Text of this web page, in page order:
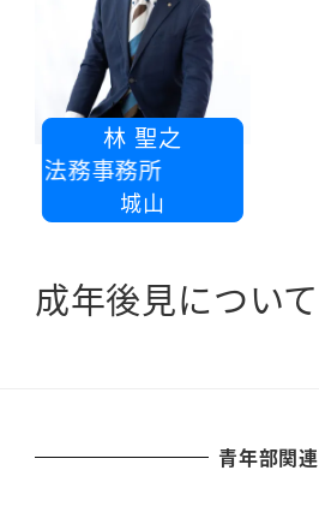
林 聖之
法務事務所
城山
成年後見について
青年部関連